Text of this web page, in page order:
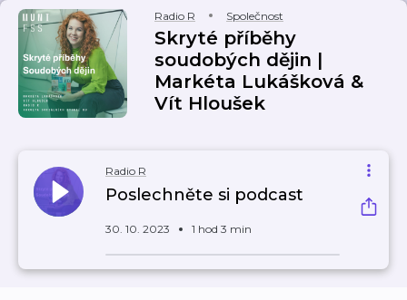
Radio R Společnost
Skryté příběhy
soudobých dějin |
Markéta Lukášková &
Vít Hloušek
Radio R
Poslechněte si podcast
30. 10. 2023 1 hod 3 min